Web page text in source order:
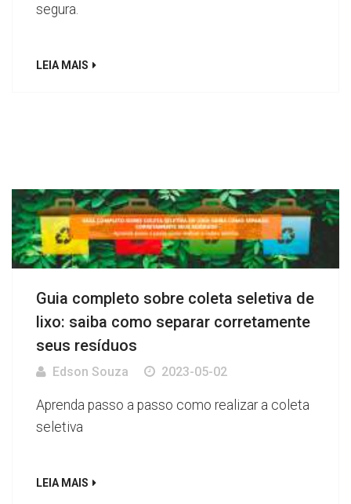
segura.
LEIA MAIS
Guia completo sobre coleta seletiva de
lixo: saiba como separar corretamente
seus resíduos
Edson Souza 2023-05-02
Aprenda passo a passo como realizar a coleta
seletiva
LEIA MAIS